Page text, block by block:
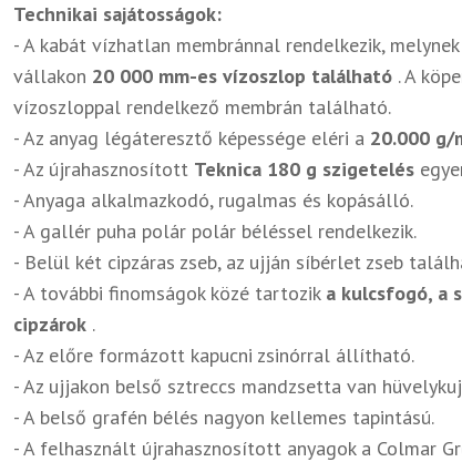
Technikai sajátosságok:
- A kabát vízhatlan membránnal rendelkezik,
vállakon 20 000 mm-es vízoszlop található . A
vízoszloppal rendelkező membrán található.
- Az anyag légáteresztő képessége eléri a 20.000 g/
- Az újrahasznosított Teknica 180 g szigetelés
- Anyaga alkalmazkodó, rugalmas és kopásálló.
- A gallér puha polár polár béléssel rendelkezik.
- Belül két cipzáras zseb, az ujján síbérlet zseb
- A további finomságok közé tartozik a kulcsfogó, a
cipzárok .
- Az előre formázott kapucni zsinórral állítható.
- Az ujjakon belső sztreccs mandzsetta van
- A belső grafén bélés nagyon kellemes tapintású.
- A felhasznált újrahasznosított anyagok a Colmar